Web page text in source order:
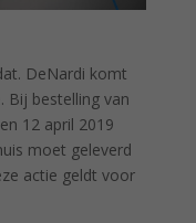
DeNardi komt
Bij bestelling van
12 april 2019
moet geleverd
actie geldt voor